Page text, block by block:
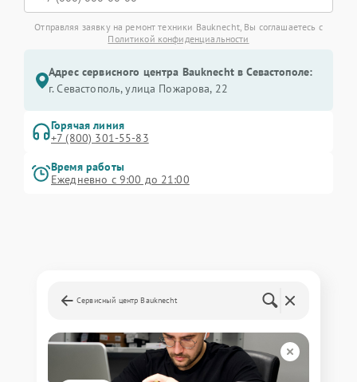
Отправляя заявку на ремонт техники Bauknecht, Вы соглашаетесь с
Политикой конфиденциальности
Адрес сервисного центра Bauknecht в Севастополе:
г. Севастополь, улица Пожарова, 22
Горячая линия
+7 (800) 301-55-83
Время работы
Ежедневно с 9:00 до 21:00
Сервисный центр Bauknecht